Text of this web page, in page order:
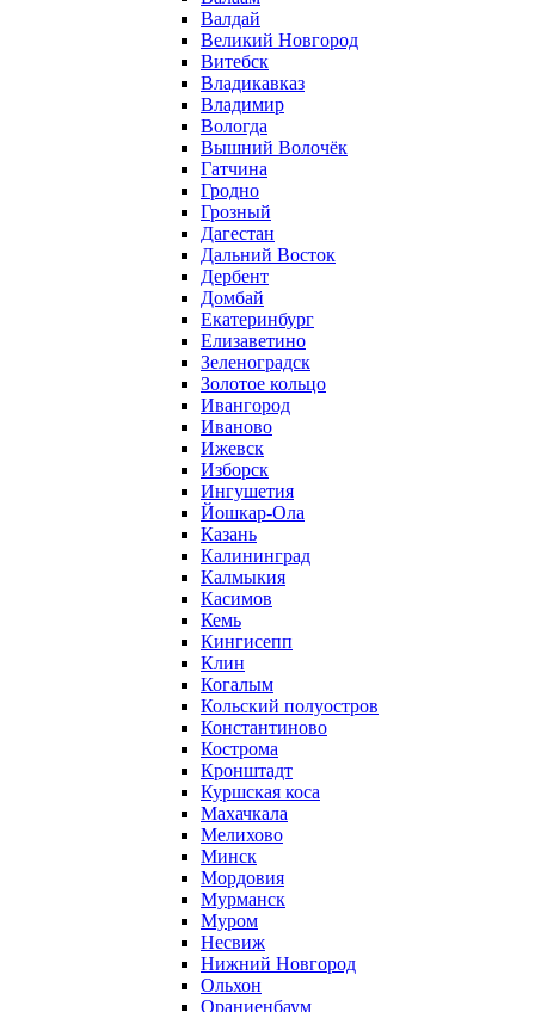
Валдай
Великий Новгород
Витебск
Владикавказ
Владимир
Вологда
Вышний Волочёк
Гатчина
Гродно
Грозный
Дагестан
Дальний Восток
Дербент
Домбай
Екатеринбург
Елизаветино
Зеленоградск
Золотое кольцо
Ивангород
Иваново
Ижевск
Изборск
Ингушетия
Йошкар-Ола
Казань
Калининград
Калмыкия
Касимов
Кемь
Кингисепп
Клин
Когалым
Кольский полуостров
Константиново
Кострома
Кронштадт
Куршская коса
Махачкала
Мелихово
Минск
Мордовия
Мурманск
Муром
Несвиж
Нижний Новгород
Ольхон
Ораниенбаум